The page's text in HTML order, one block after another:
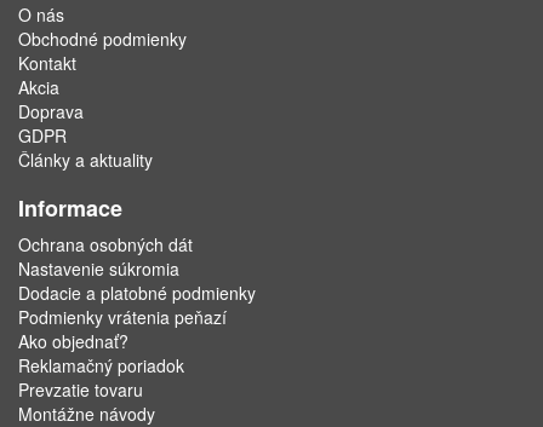
O nás
Obchodné podmienky
Kontakt
Akcia
Doprava
GDPR
Články a aktuality
Informace
Ochrana osobných dát
Nastavenie súkromia
Dodacie a platobné podmienky
Podmienky vrátenia peňazí
Ako objednať?
Reklamačný poriadok
Prevzatie tovaru
Montážne návody